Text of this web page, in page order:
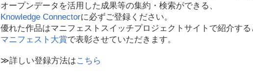
オープンデータを活用した成果等の集約・検索ができる、
Knowledge Connectorに必ずご登録ください。
優れた作品はマニフェストスイッチプロジェクトサイトで紹介する
マニフェスト大賞で表彰させていただきます。
≫詳しい登録方法はこちら